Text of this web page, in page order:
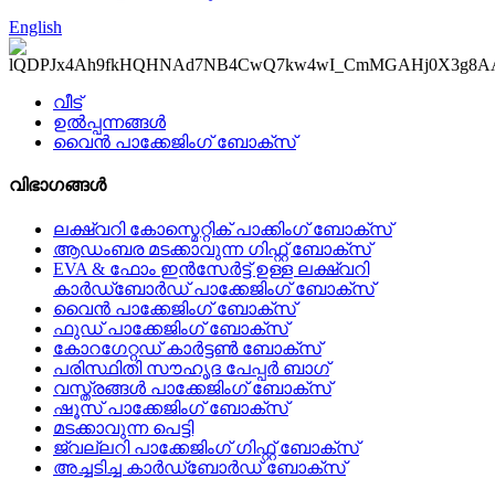
English
വീട്
ഉൽപ്പന്നങ്ങൾ
വൈൻ പാക്കേജിംഗ് ബോക്സ്
വിഭാഗങ്ങൾ
ലക്ഷ്വറി കോസ്മെറ്റിക് പാക്കിംഗ് ബോക്സ്
ആഡംബര മടക്കാവുന്ന ഗിഫ്റ്റ് ബോക്സ്
EVA & ഫോം ഇൻസേർട്ട് ഉള്ള ലക്ഷ്വറി
കാർഡ്ബോർഡ് പാക്കേജിംഗ് ബോക്സ്
വൈൻ പാക്കേജിംഗ് ബോക്സ്
ഫുഡ് പാക്കേജിംഗ് ബോക്സ്
കോറഗേറ്റഡ് കാർട്ടൺ ബോക്സ്
പരിസ്ഥിതി സൗഹൃദ പേപ്പർ ബാഗ്
വസ്ത്രങ്ങൾ പാക്കേജിംഗ് ബോക്സ്
ഷൂസ് പാക്കേജിംഗ് ബോക്സ്
മടക്കാവുന്ന പെട്ടി
ജ്വല്ലറി പാക്കേജിംഗ് ഗിഫ്റ്റ് ബോക്സ്
അച്ചടിച്ച കാർഡ്ബോർഡ് ബോക്സ്